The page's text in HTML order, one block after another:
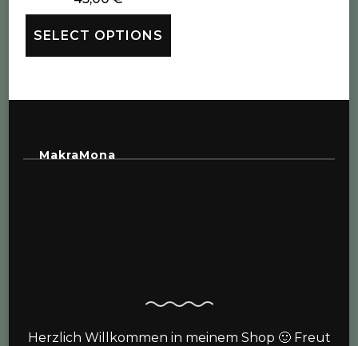
SELECT OPTIONS
MakraMona
Herzlich Willkommen in meinem Shop 🙂 Freut